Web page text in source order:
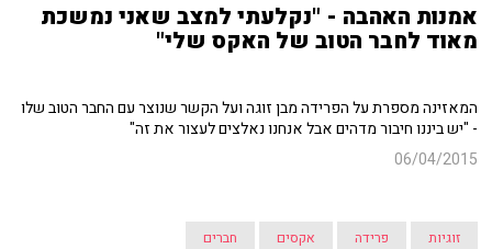
אמנות האהבה - "נקלעתי למצב שאני נמשכת
מאוד לחבר הטוב של האקס שלי"
המאזינה מספרת על הפרידה מבן זוגה ועל הקשר שנוצר עם החבר הטוב שלו
- "יש ביננו חיבור מדהים אבל אנחנו נאלצים לעצור את זה"
06/04/2015
זוגיות פרידה אקסים חברים